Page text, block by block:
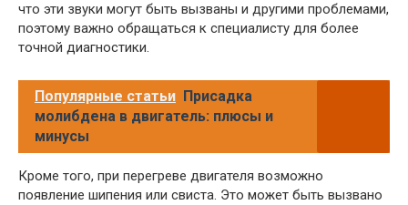
что эти звуки могут быть вызваны и другими проблемами,
поэтому важно обращаться к специалисту для более
точной диагностики.
Популярные статьи Присадка
молибдена в двигатель: плюсы и
минусы
Кроме того, при перегреве двигателя возможно
появление шипения или свиста. Это может быть вызвано